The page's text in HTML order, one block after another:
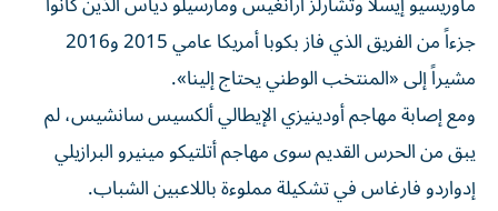
جزءاً من الفريق الذي فاز بكوبا أمريكا عامي 2015 و2016
مشيراً إلى «المنتخب الوطني يحتاج إلينا».
ومع إصابة مهاجم أودينيزي الإيطالي ألكسيس سانشيس، لم
يبق من الحرس القديم سوى مهاجم أتلتيكو مينيرو البرازيلي
إدواردو فارغاس في تشكيلة مملوءة باللاعبين الشباب.